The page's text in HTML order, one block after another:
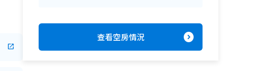
open_in_new
查看空房情況 expand_circle_right